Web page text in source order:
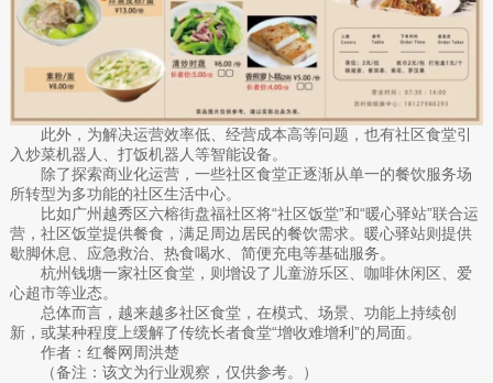
此外，为解决运营效率低、经营成本高等问题，也有社区食堂引
入炒菜机器人、打饭机器人等智能设备。
除了探索商业化运营，一些社区食堂正逐渐从单一的餐饮服务场
所转型为多功能的社区生活中心。
比如广州越秀区六榕街盘福社区将“社区饭堂”和“暖心驿站”联合运
营，社区饭堂提供餐食，满足周边居民的餐饮需求。暖心驿站则提供
歇脚休息、应急救治、热食喝水、简便充电等基础服务。
杭州钱塘一家社区食堂，则增设了儿童游乐区、咖啡休闲区、爱
心超市等业态。
总体而言，越来越多社区食堂，在模式、场景、功能上持续创
新，或某种程度上缓解了传统长者食堂“增收难增利”的局面。
作者：红餐网周洪楚
（备注：该文为行业观察，仅供参考。）